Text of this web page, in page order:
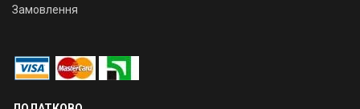
Замовлення